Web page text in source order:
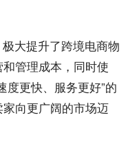
大提升了跨境电商物
管理成本，同时使
度更快、服务更好”的
向更广阔的市场迈